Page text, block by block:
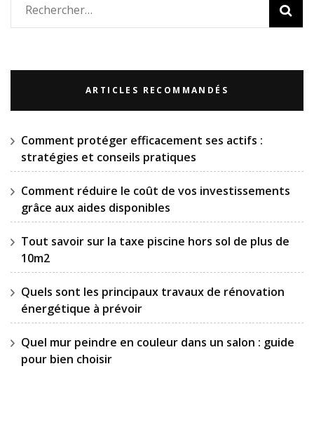
Rechercher :
ARTICLES RECOMMANDÉS
Comment protéger efficacement ses actifs :
stratégies et conseils pratiques
Comment réduire le coût de vos investissements
grâce aux aides disponibles
Tout savoir sur la taxe piscine hors sol de plus de
10m2
Quels sont les principaux travaux de rénovation
énergétique à prévoir
Quel mur peindre en couleur dans un salon : guide
pour bien choisir